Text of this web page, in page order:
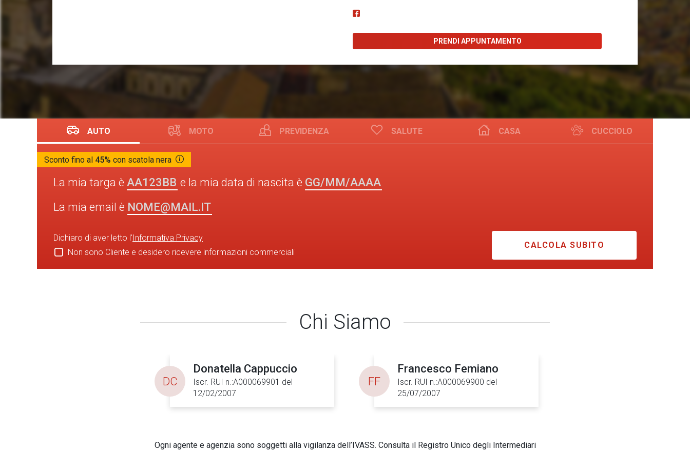
PRENDI APPUNTAMENTO
AUTO MOTO PREVIDENZA SALUTE CASA CUCCIOLO
Sconto fino al 45% con scatola nera
La mia targa è e la mia data di nascita è
La mia email è
Dichiaro di aver letto l'Informativa Privacy
Non sono Cliente e desidero ricevere informazioni commerciali
CALCOLA SUBITO
Chi Siamo
Donatella Cappuccio
Iscr. RUI n.:A000069901 del
12/02/2007
DC
Francesco Femiano
Iscr. RUI n.:A000069900 del
25/07/2007
FF
Ogni agente e agenzia sono soggetti alla vigilanza dell’IVASS. Consulta il Registro Unico degli Intermediari